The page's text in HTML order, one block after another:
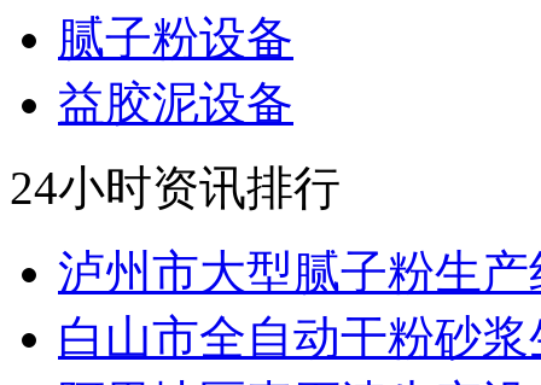
腻子粉设备
益胶泥设备
24小时资讯排行
泸州市大型腻子粉生产
白山市全自动干粉砂浆